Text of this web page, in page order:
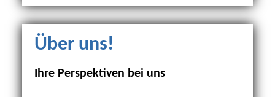
Über uns!
Ihre Perspektiven bei uns